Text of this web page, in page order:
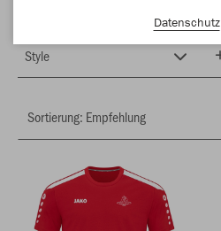
Style
Datenschutz